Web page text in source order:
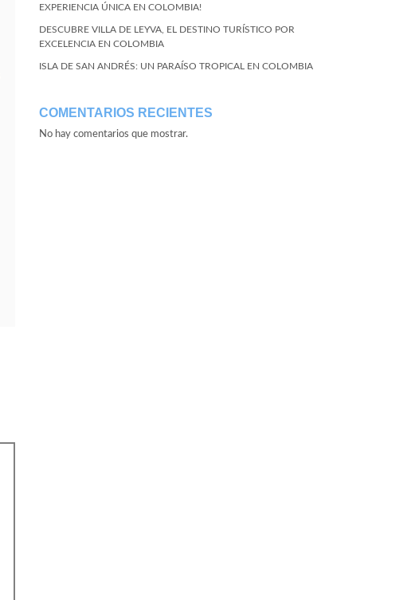
EXPERIENCIA ÚNICA EN COLOMBIA!
DESCUBRE VILLA DE LEYVA, EL DESTINO TURÍSTICO POR
EXCELENCIA EN COLOMBIA
ISLA DE SAN ANDRÉS: UN PARAÍSO TROPICAL EN COLOMBIA
COMENTARIOS RECIENTES
No hay comentarios que mostrar.